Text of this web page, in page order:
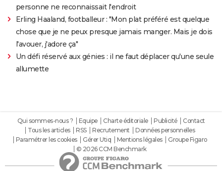
personne ne reconnaissait l'endroit
Erling Haaland, footballeur : "Mon plat préféré est quelque
chose que je ne peux presque jamais manger. Mais je dois
l'avouer, j'adore ça"
Un défi réservé aux génies : il ne faut déplacer qu'une seule
allumette
Qui sommes-nous ? Equipe Charte éditoriale Publicité
Contact
Tous les articles
RSS Recrutement
Données personnelles
Paramétrer les cookies
Gérer Utiq Mentions légales
Groupe Figaro
© 2026 CCM Benchmark